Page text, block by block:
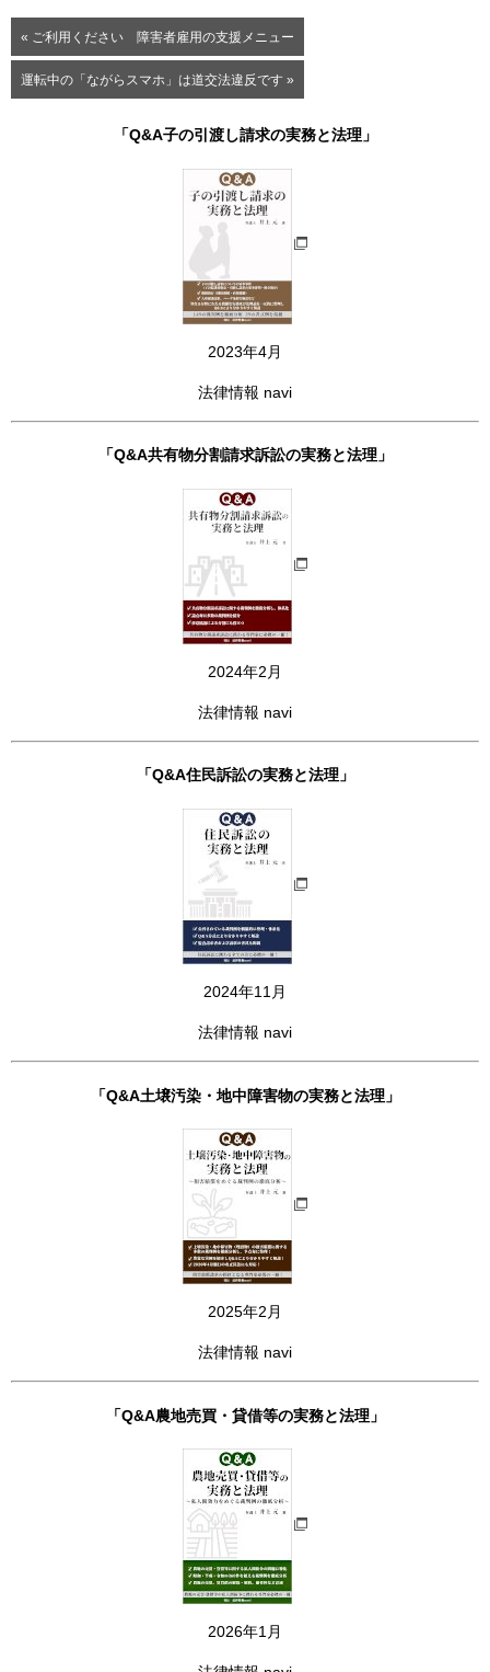
« ご利用ください 障害者雇用の支援メニュー
運転中の「ながらスマホ」は道交法違反です »
「Q&A子の引渡し請求の実務と法理」
2023年4月
法律情報 navi
「Q&A共有物分割請求訴訟の実務と法理」
2024年2月
法律情報 navi
「Q&A住民訴訟の実務と法理」
2024年11月
法律情報 navi
「Q&A土壌汚染・地中障害物の実務と法理」
2025年2月
法律情報 navi
「Q&A農地売買・貸借等の実務と法理」
2026年1月